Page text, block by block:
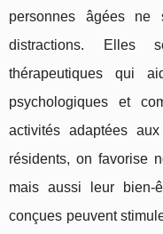
personnes âgées
distractions. Elles
thérapeutiques qui
psychologiques et
activités adaptées
résidents, on favorise
mais aussi leur bien-
conçues peuvent